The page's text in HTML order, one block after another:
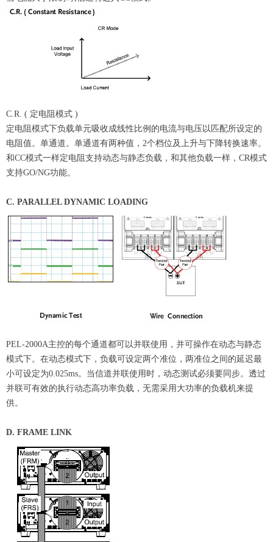
C.R. ( 定电阻模式 )
定电阻模式下负载单元吸收成线性比例的电流与电压以匹配所设定的
电阻值。单通道。单通道有两种值，2个档位及上升与下降转换速率。
和CC模式一样定电阻支持动态与静态负载，和其他负载一样，CR模式
支持GO/NG功能。
C. PARALLEL DYNAMIC LOADING
PEL-2000A主控的每个通道都可以并联使用，并可操作在动态与静态
模式下。在动态模式下，负载可设定两个准位，两准位之间的延迟最
小可设定为0.025ms。当信道并联使用时，动态测试必须要同步。透过
并联可有效的执行动态高功率负载，无需采用大功率的负载机来提
供。
D. FRAME LINK